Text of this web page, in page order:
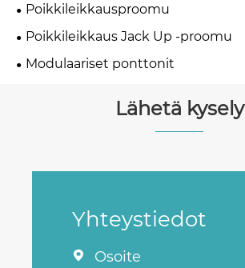
Poikkileikkausproomu
Poikkileikkaus Jack Up -proomu
Modulaariset ponttonit
Lähetä kysely
Yhteystiedot
 Osoite